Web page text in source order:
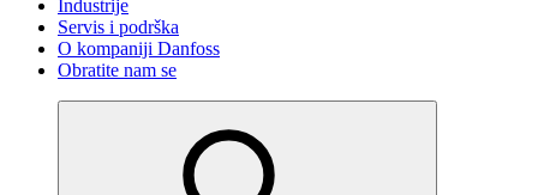
Industrije
Servis i podrška
O kompaniji Danfoss
Obratite nam se